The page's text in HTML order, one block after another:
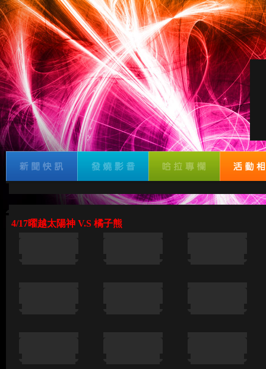
4/17曜越太陽神 V.S 橘子熊